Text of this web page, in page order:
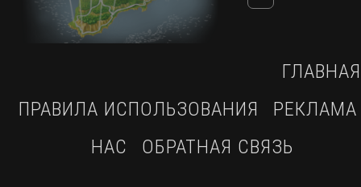
ГЛАВНАЯ
ПРАВИЛА ИСПОЛЬЗОВАНИЯ
РЕКЛАМА
НАС
ОБРАТНАЯ СВЯЗЬ